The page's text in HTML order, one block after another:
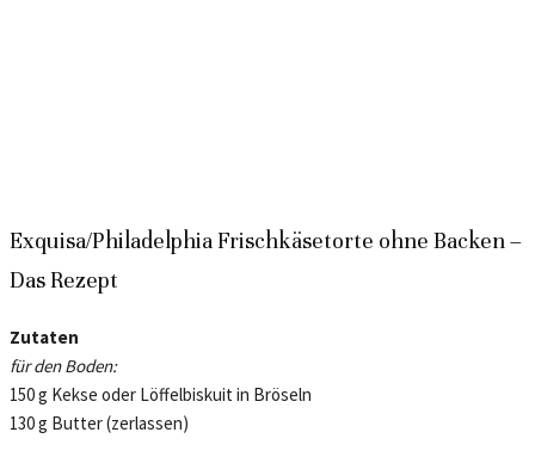
Exquisa/Philadelphia Frischkäsetorte ohne Backen –
Das Rezept
Zutaten
für den Boden:
150 g Kekse oder Löffelbiskuit in Bröseln
130 g Butter (zerlassen)